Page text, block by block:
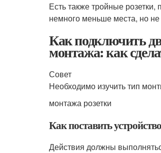
Есть также тройные
немного меньше места, но
Как подключить
монтажа: как
Совет
Необходимо изучить тип
монтажа розетки
Как поставить
Действия должны